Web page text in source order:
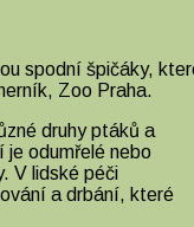
spodní špičáky,
Zoo Praha.
druhy ptáků a
odumřelé nebo
V lidské péči
a drbání, které